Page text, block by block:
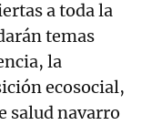
a toda la
temas
la
ecosocial,
salud navarro